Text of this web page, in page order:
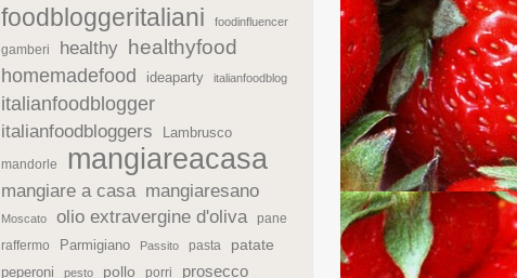
foodbloggeritaliani foodinfluencer
gamberi healthy
healthyfood
homemadefood
ideaparty italianfoodblog
italianfoodblogger
italianfoodbloggers
Lambrusco
mandorle mangiareacasa
mangiare a casa mangiaresano
Moscato olio extravergine d'oliva
pane
raffermo
Parmigiano Passito pasta patate
peperoni pesto pollo porri prosecco